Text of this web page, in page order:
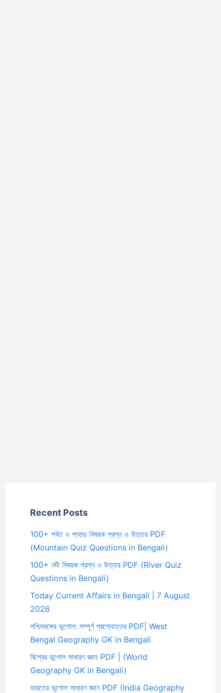
Recent Posts
100+ পর্বত ও পাহাড় বিষয়ক প্রশ্ন ও উত্তর PDF
(Mountain Quiz Questions in Bengali)
100+ নদী বিষয়ক প্রশ্ন ও উত্তর PDF (River Quiz
Questions in Bengali)
Today Current Affairs in Bengali | 7 August
2026
পশ্চিমবঙ্গের ভূগোল: সম্পূর্ণ প্রশ্নোত্তর PDF| West
Bengal Geography GK in Bengali
বিশ্বের ভূগোল সাধারণ জ্ঞান PDF | (World
Geography GK in Bengali)
ভারতের ভূগোল সাধারণ জ্ঞান PDF (India Geography